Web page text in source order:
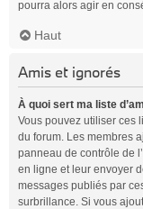
pourra alors agir en
Haut
Amis et ignorés
À quoi sert ma liste
Vous pouvez utiliser ces
du forum. Les membres
panneau de contrôle de
en ligne et leur envoyer
messages publiés par
surbrillance. Si vous